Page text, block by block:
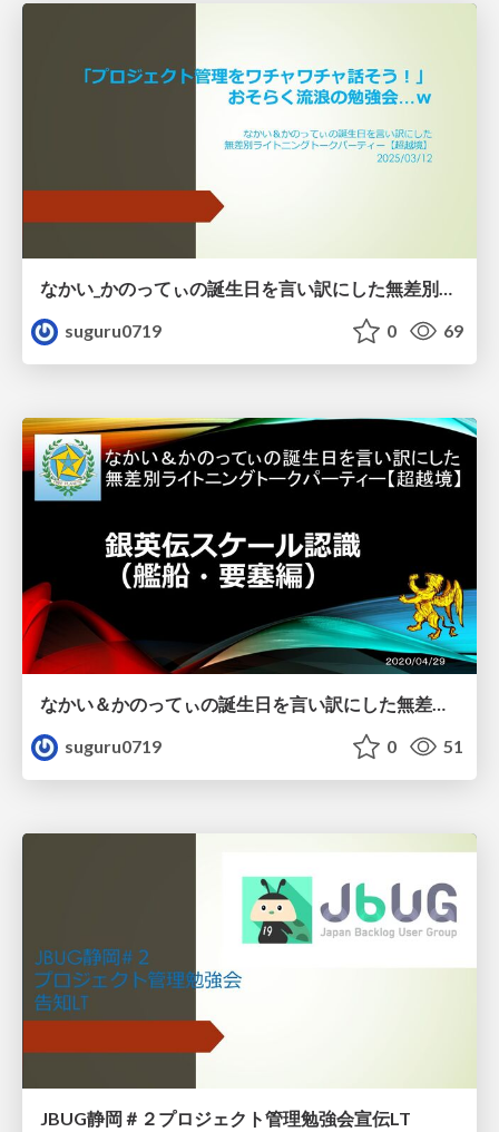
なかい_かのってぃの誕生日を言い訳にした無差別ライトニングトークパーティー_超越境_LT20250312.pdf
suguru0719
0 69
なかい＆かのってぃの誕生日を言い訳にした無差別ライトニングトークパーティー【超越境】銀河英雄伝説 艦船認識20250312
suguru0719
0 51
JBUG静岡＃２プロジェクト管理勉強会宣伝LT